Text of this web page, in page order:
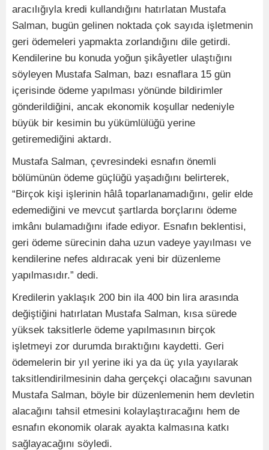
aracılığıyla kredi kullandığını hatırlatan Mustafa
Salman, bugün gelinen noktada çok sayıda işletmenin
geri ödemeleri yapmakta zorlandığını dile getirdi.
Kendilerine bu konuda yoğun şikâyetler ulaştığını
söyleyen Mustafa Salman, bazı esnaflara 15 gün
içerisinde ödeme yapılması yönünde bildirimler
gönderildiğini, ancak ekonomik koşullar nedeniyle
büyük bir kesimin bu yükümlülüğü yerine
getiremediğini aktardı.
Mustafa Salman, çevresindeki esnafın önemli
bölümünün ödeme güçlüğü yaşadığını belirterek,
“Birçok kişi işlerinin hâlâ toparlanamadığını, gelir elde
edemediğini ve mevcut şartlarda borçlarını ödeme
imkânı bulamadığını ifade ediyor. Esnafın beklentisi,
geri ödeme sürecinin daha uzun vadeye yayılması ve
kendilerine nefes aldıracak yeni bir düzenleme
yapılmasıdır.” dedi.
Kredilerin yaklaşık 200 bin ila 400 bin lira arasında
değiştiğini hatırlatan Mustafa Salman, kısa sürede
yüksek taksitlerle ödeme yapılmasının birçok
işletmeyi zor durumda bıraktığını kaydetti. Geri
ödemelerin bir yıl yerine iki ya da üç yıla yayılarak
taksitlendirilmesinin daha gerçekçi olacağını savunan
Mustafa Salman, böyle bir düzenlemenin hem devletin
alacağını tahsil etmesini kolaylaştıracağını hem de
esnafın ekonomik olarak ayakta kalmasına katkı
sağlayacağını söyledi.